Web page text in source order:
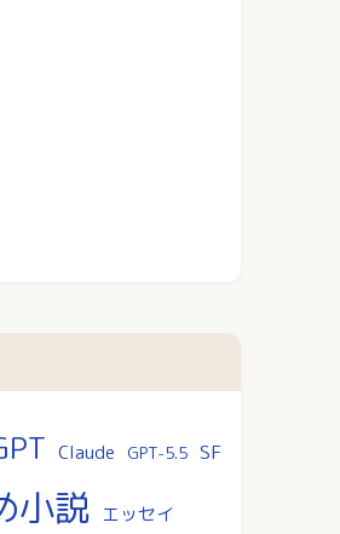
Claude GPT-5.5 SF
小説 エッセイ